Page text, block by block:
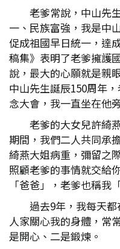
老爹常說，中山先
一、民族富強，我是中
促成祖國早日統一，達
稿集》表明了老爹擁護
說，最大的心願就是親
中山先生誕辰150周年
念大會，我一直坐在他
老爹的大女兒許綺
期間，我們二人共同承
綺燕大姐病重，彌留之
照顧老爹的事情就交給
「爸爸」，老爹也稱我
過去9年，我每天
人家關心我的身體，常
是開心、二是鍛煉。